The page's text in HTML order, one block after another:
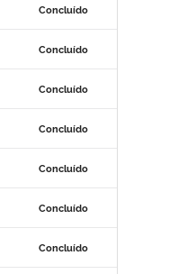
Concluído
Concluído
Concluído
Concluído
Concluído
Concluído
Concluído